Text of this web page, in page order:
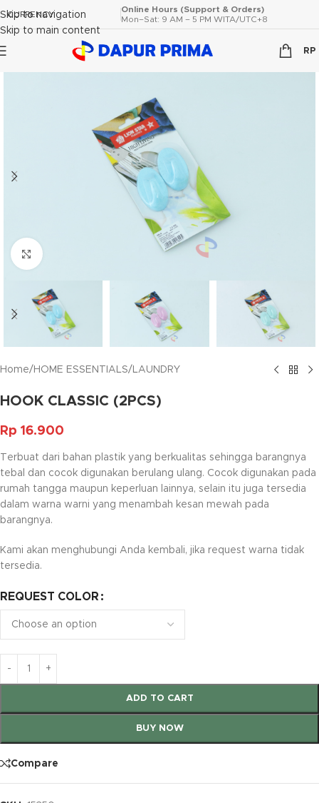
Skip to navigation
Skip to main content
CURRENCY
Online Hours (Support & Orders)
Mon–Sat: 9 AM – 5 PM WITA/UTC+8
RP
Click to enlarge
Home/ HOME ESSENTIALS/ LAUNDRY
HOOK CLASSIC (2PCS)
Rp 16.900
Terbuat dari bahan plastik yang berkualitas sehingga barangnya
tebal dan cocok digunakan berulang ulang. Cocok digunakan pada
rumah tangga maupun keperluan lainnya, selain itu juga tersedia
dalam warna warni yang menambah kesan mewah pada
barangnya.
Kami akan menghubungi Anda kembali, jika request warna tidak
tersedia.
REQUEST COLOR
ADD TO CART
BUY NOW
Compare